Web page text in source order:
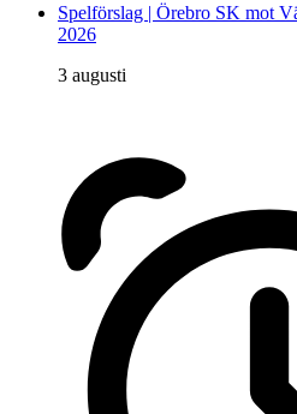
Spelförslag | Örebro SK mot
2026
3 augusti